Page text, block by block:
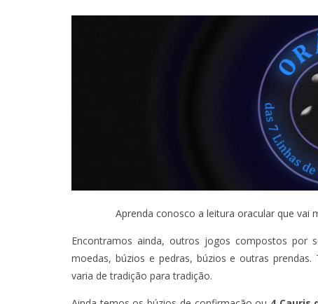
Aprenda conosco a leitura oracular que vai
Encontramos ainda, outros jogos compostos por
moedas, búzios e pedras, búzios e outras
varia de tradição para tradição.